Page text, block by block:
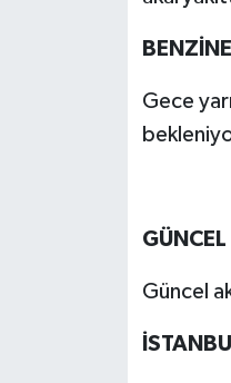
Gece
GÜNCEL
Güncel